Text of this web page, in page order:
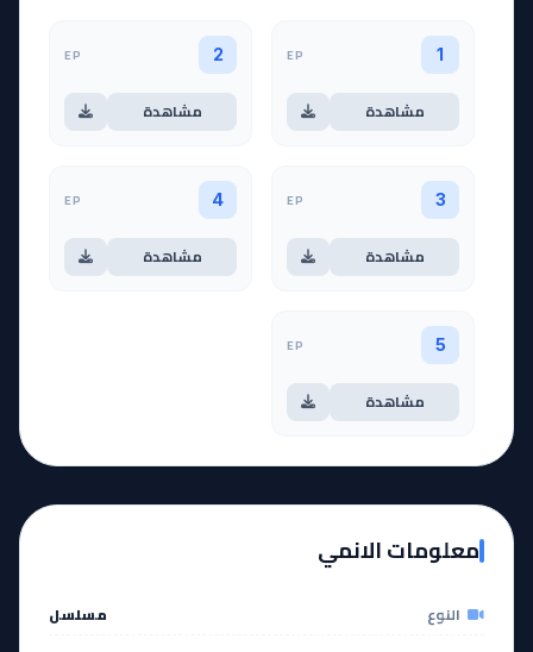
1
EP
مشاهدة
2
EP
مشاهدة
3
EP
مشاهدة
4
EP
مشاهدة
5
EP
مشاهدة
معلومات الانمي
النوع مسلسل